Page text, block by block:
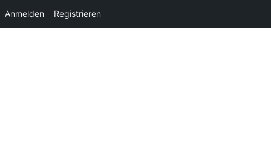
Anmelden Registrieren